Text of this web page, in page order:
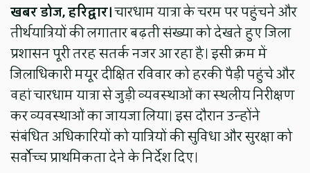
खबर डोज, हरिद्वार।चारधाम यात्रा के चरम पर पहुंचने और
तीर्थयात्रियों की लगातार बढ़ती संख्या को देखते हुए जिला
प्रशासन पूरी तरह सतर्क नजर आ रहा है। इसी क्रम में
जिलाधिकारी मयूर दीक्षित रविवार को हरकी पैड़ी पहुंचे और
वहां चारधाम यात्रा से जुड़ी व्यवस्थाओं का स्थलीय निरीक्षण
कर व्यवस्थाओं का जायजा लिया। इस दौरान उन्होंने
संबंधित अधिकारियों को यात्रियों की सुविधा और सुरक्षा को
सर्वोच्च प्राथमिकता देने के निर्देश दिए।